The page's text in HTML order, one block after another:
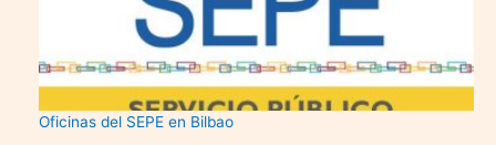
Oficinas del SEPE en Bilbao